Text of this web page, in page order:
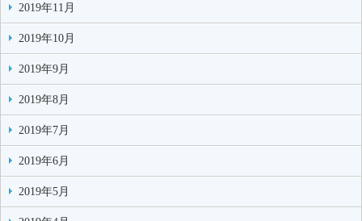
2019年11月
2019年10月
2019年9月
2019年8月
2019年7月
2019年6月
2019年5月